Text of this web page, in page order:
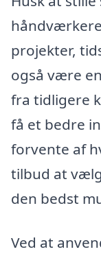
projekter,
også være
fra tidligere
få et bedre
forvente af
tilbud at
den bedst
Ved at